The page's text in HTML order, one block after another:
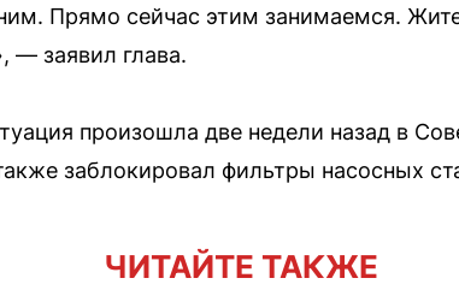
Прямо сейчас этим занимаемся.
— заявил глава.
произошла две недели назад в
заблокировал фильтры насосных
ЧИТАЙТЕ ТАКЖЕ